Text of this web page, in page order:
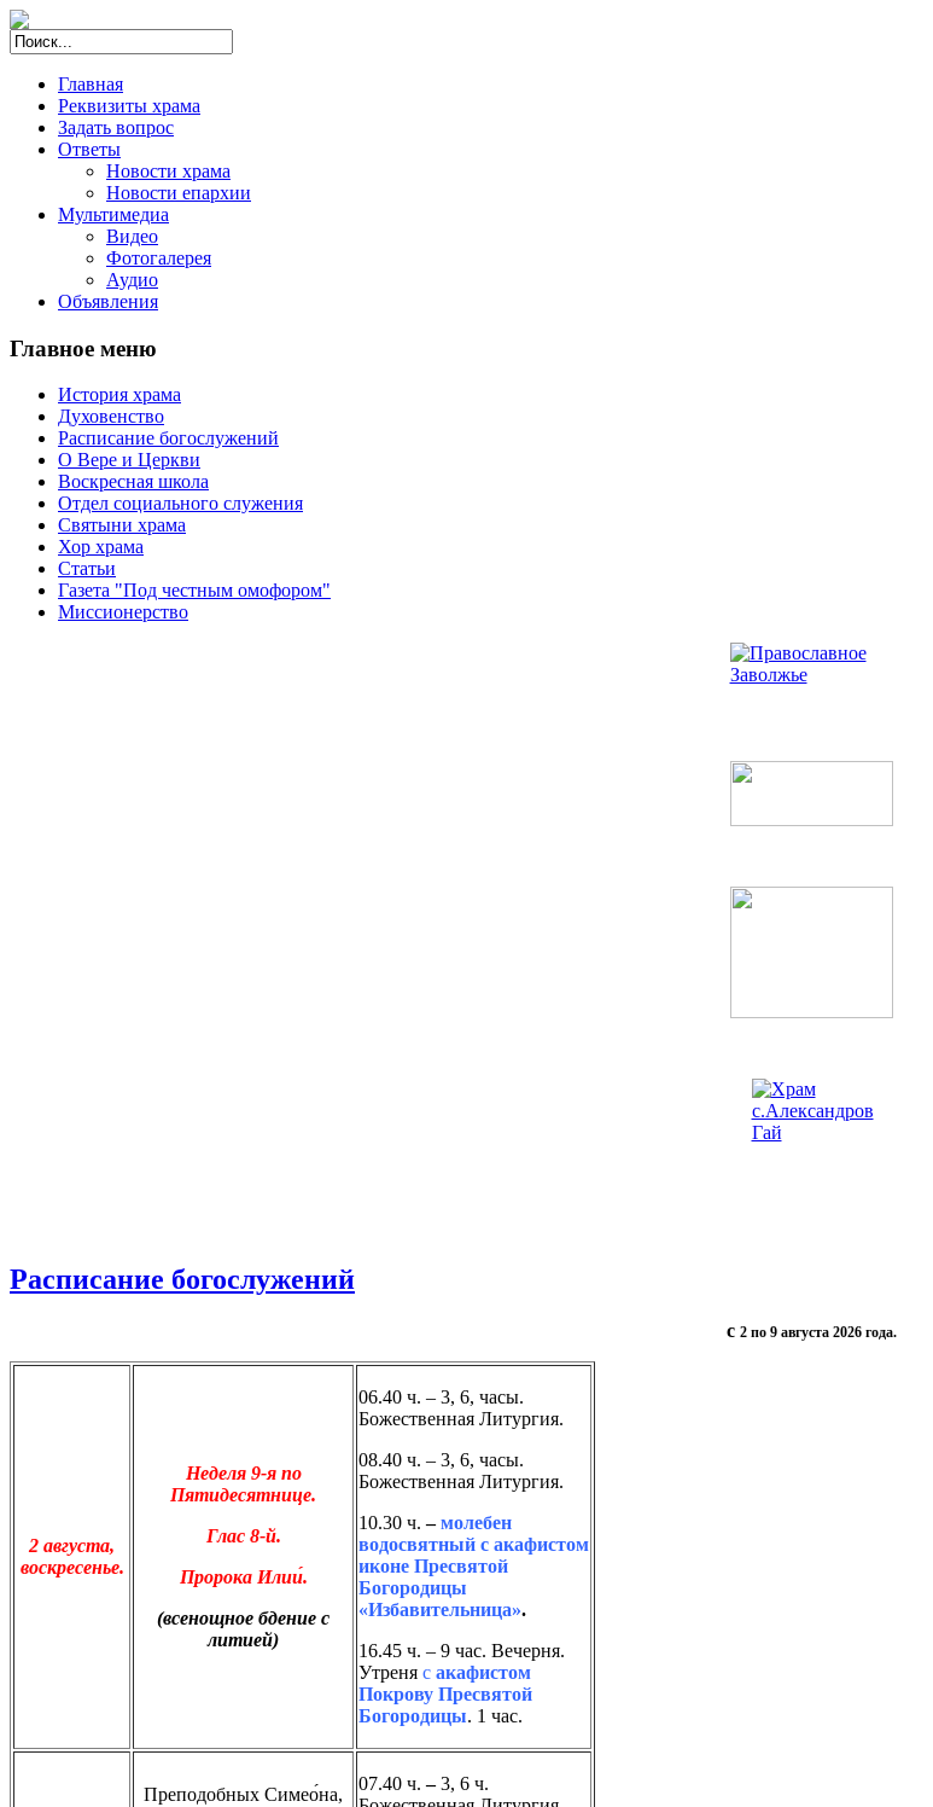
Главная
Реквизиты храма
Задать вопрос
Ответы
Новости храма
Новости епархии
Мультимедиа
Видео
Фотогалерея
Аудио
Объявления
Главное меню
История храма
Духовенство
Расписание богослужений
О Вере и Церкви
Воскресная школа
Отдел социального служения
Святыни храма
Хор храма
Статьи
Газета "Под честным омофором"
Миссионерство
Расписание богослужений
с 2 по 9 августа 2026 года.
2 августа,
воскресенье.
Неделя 9-я по
Пятидесятнице.
Глас 8-й.
Пророка Илии́.
(всенощное бдение с
литией)
06.40 ч. – 3, 6, часы.
Божественная Литургия.
08.40 ч. – 3, 6, часы.
Божественная Литургия.
10.30 ч.– молебен
водосвятный с акафистом
иконе Пресвятой
Богородицы
«Избавительница».
16.45 ч. – 9 час. Вечерня.
Утреня с акафистом
Покрову Пресвятой
Богородицы. 1 час.
Преподобных Симео́на,
07.40 ч.–3, 6 ч.